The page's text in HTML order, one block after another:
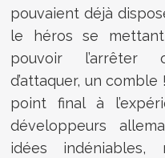
pouvaient déjà
le héros se
pouvoir l’arrêter
d’attaquer, un
point final à
développeurs
idées indéniables,